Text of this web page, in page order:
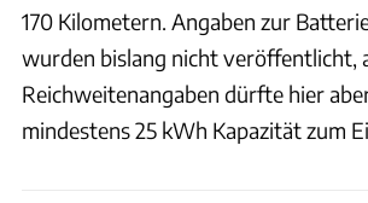
170 Kilometern. Angaben zur
wurden bislang nicht veröffentlicht,
Reichweitenangaben dürfte hier
mindestens 25 kWh Kapazität zum